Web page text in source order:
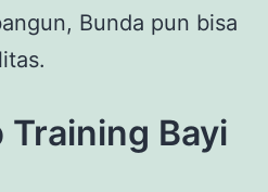
Bunda pun bisa
Bayi